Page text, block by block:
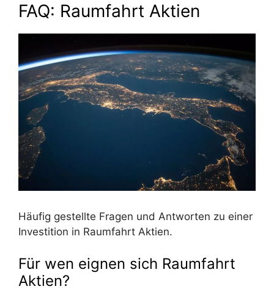
FAQ: Raumfahrt Aktien
Häufig gestellte Fragen und Antworten zu einer
Investition in Raumfahrt Aktien.
Für wen eignen sich Raumfahrt
Aktien?